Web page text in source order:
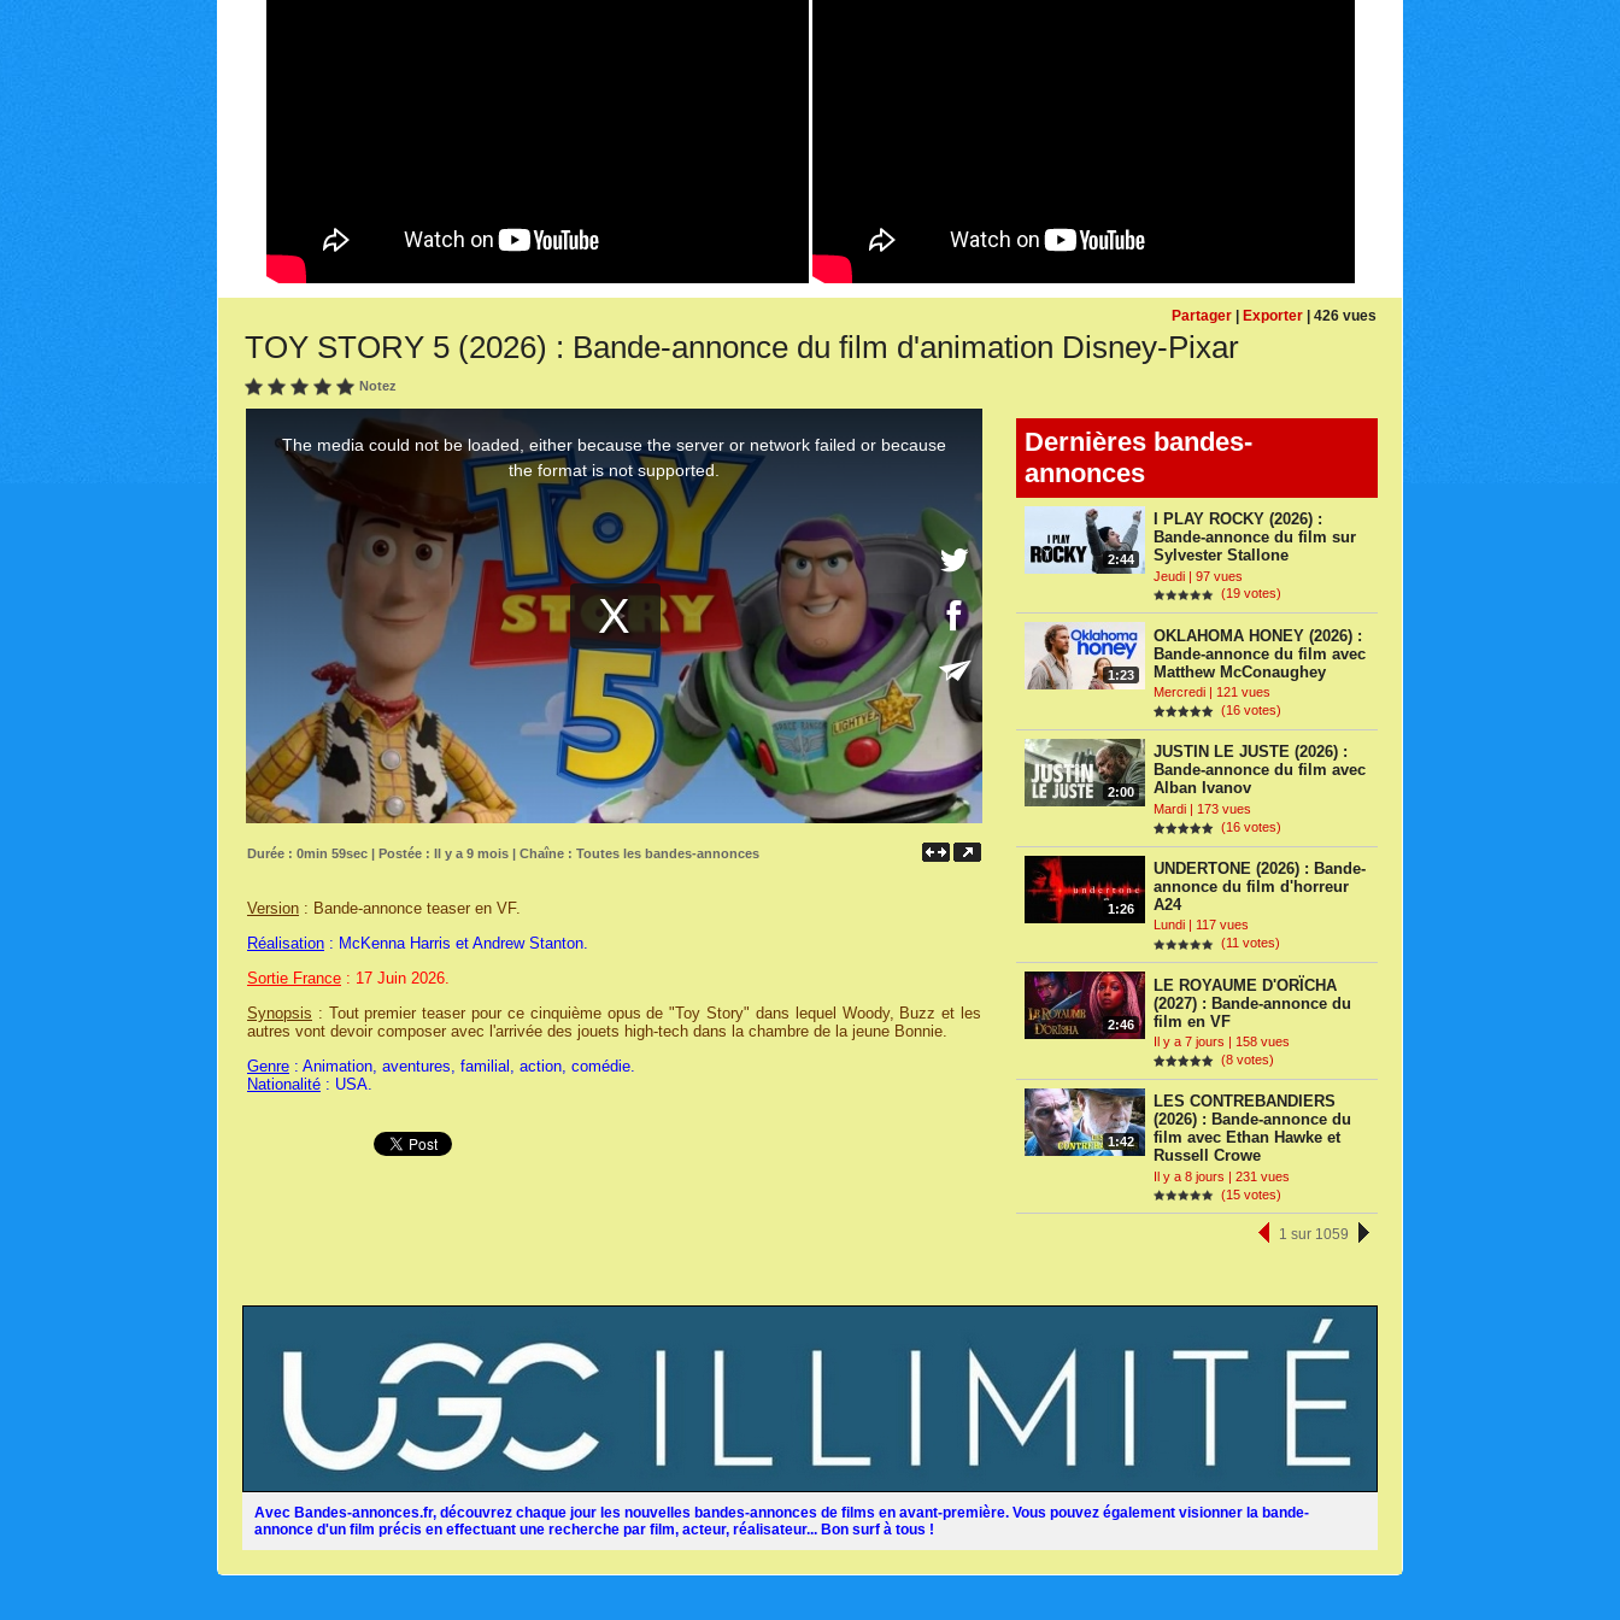
Partager | Exporter | 426 vues
TOY STORY 5 (2026) : Bande-annonce du film d'animation Disney-Pixar
Notez
Dernières bandes-
annonces
2:44
I PLAY ROCKY (2026) :
Bande-annonce du film sur
Sylvester Stallone
Jeudi | 97 vues
(19 votes)
1:23
OKLAHOMA HONEY (2026) :
Bande-annonce du film avec
Matthew McConaughey
Mercredi | 121 vues
(16 votes)
2:00
JUSTIN LE JUSTE (2026) :
Bande-annonce du film avec
Alban Ivanov
Mardi | 173 vues
(16 votes)
1:26
UNDERTONE (2026) : Bande-
annonce du film d'horreur
A24
Lundi | 117 vues
(11 votes)
2:46
LE ROYAUME D'ORÏCHA
(2027) : Bande-annonce du
film en VF
Il y a 7 jours | 158 vues
(8 votes)
1:42
LES CONTREBANDIERS
(2026) : Bande-annonce du
film avec Ethan Hawke et
Russell Crowe
Il y a 8 jours | 231 vues
(15 votes)
1 sur 1059
Durée : 0min 59sec | Postée : Il y a 9 mois | Chaîne : Toutes les bandes-annonces
Version : Bande-annonce teaser en VF.
Réalisation : McKenna Harris et Andrew Stanton.
Sortie France : 17 Juin 2026.
Synopsis : Tout premier teaser pour ce cinquième opus de "Toy Story" dans lequel Woody, Buzz et les
autres vont devoir composer avec l'arrivée des jouets high-tech dans la chambre de la jeune Bonnie.
Genre : Animation, aventures, familial, action, comédie.
Nationalité : USA.
Avec Bandes-annonces.fr, découvrez chaque jour les nouvelles bandes-annonces de films en avant-première. Vous pouvez également visionner la bande-
annonce d'un film précis en effectuant une recherche par film, acteur, réalisateur... Bon surf à tous !